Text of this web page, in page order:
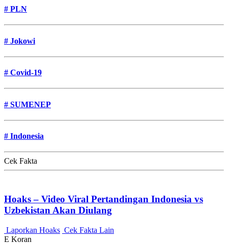
# PLN
# Jokowi
# Covid-19
# SUMENEP
# Indonesia
Cek Fakta
Hoaks – Video Viral Pertandingan Indonesia vs
Uzbekistan Akan Diulang
Laporkan Hoaks Cek Fakta Lain
E Koran